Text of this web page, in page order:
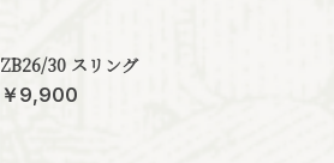
ZB26/30 スリング
￥9,900